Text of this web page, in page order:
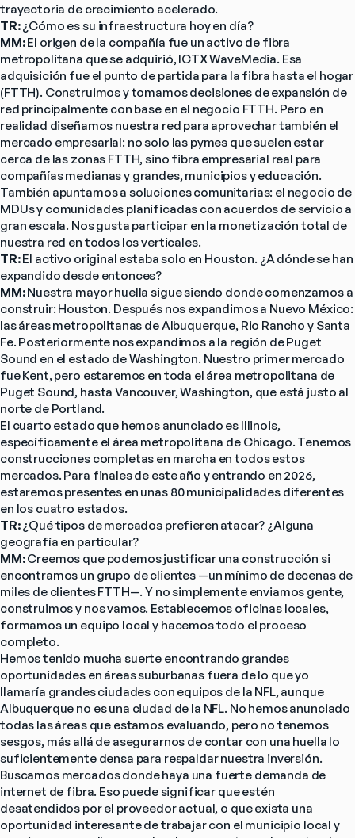
trayectoria de crecimiento acelerado.
TR: ¿Cómo es su infraestructura hoy en día?
MM: El origen de la compañía fue un activo de fibra
metropolitana que se adquirió, ICTX WaveMedia. Esa
adquisición fue el punto de partida para la fibra hasta el hogar
(FTTH). Construimos y tomamos decisiones de expansión de
red principalmente con base en el negocio FTTH. Pero en
realidad diseñamos nuestra red para aprovechar también el
mercado empresarial: no solo las pymes que suelen estar
cerca de las zonas FTTH, sino fibra empresarial real para
compañías medianas y grandes, municipios y educación.
También apuntamos a soluciones comunitarias: el negocio de
MDUs y comunidades planificadas con acuerdos de servicio a
gran escala. Nos gusta participar en la monetización total de
nuestra red en todos los verticales.
TR: El activo original estaba solo en Houston. ¿A dónde se han
expandido desde entonces?
MM: Nuestra mayor huella sigue siendo donde comenzamos a
construir: Houston. Después nos expandimos a Nuevo México:
las áreas metropolitanas de Albuquerque, Rio Rancho y Santa
Fe. Posteriormente nos expandimos a la región de Puget
Sound en el estado de Washington. Nuestro primer mercado
fue Kent, pero estaremos en toda el área metropolitana de
Puget Sound, hasta Vancouver, Washington, que está justo al
norte de Portland.
El cuarto estado que hemos anunciado es Illinois,
específicamente el área metropolitana de Chicago. Tenemos
construcciones completas en marcha en todos estos
mercados. Para finales de este año y entrando en 2026,
estaremos presentes en unas 80 municipalidades diferentes
en los cuatro estados.
TR: ¿Qué tipos de mercados prefieren atacar? ¿Alguna
geografía en particular?
MM: Creemos que podemos justificar una construcción si
encontramos un grupo de clientes —un mínimo de decenas de
miles de clientes FTTH—. Y no simplemente enviamos gente,
construimos y nos vamos. Establecemos oficinas locales,
formamos un equipo local y hacemos todo el proceso
completo.
Hemos tenido mucha suerte encontrando grandes
oportunidades en áreas suburbanas fuera de lo que yo
llamaría grandes ciudades con equipos de la NFL, aunque
Albuquerque no es una ciudad de la NFL. No hemos anunciado
todas las áreas que estamos evaluando, pero no tenemos
sesgos, más allá de asegurarnos de contar con una huella lo
suficientemente densa para respaldar nuestra inversión.
Buscamos mercados donde haya una fuerte demanda de
internet de fibra. Eso puede significar que estén
desatendidos por el proveedor actual, o que exista una
oportunidad interesante de trabajar con el municipio local y